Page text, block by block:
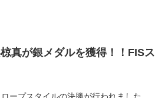
真が銀メダルを獲得！！FISス